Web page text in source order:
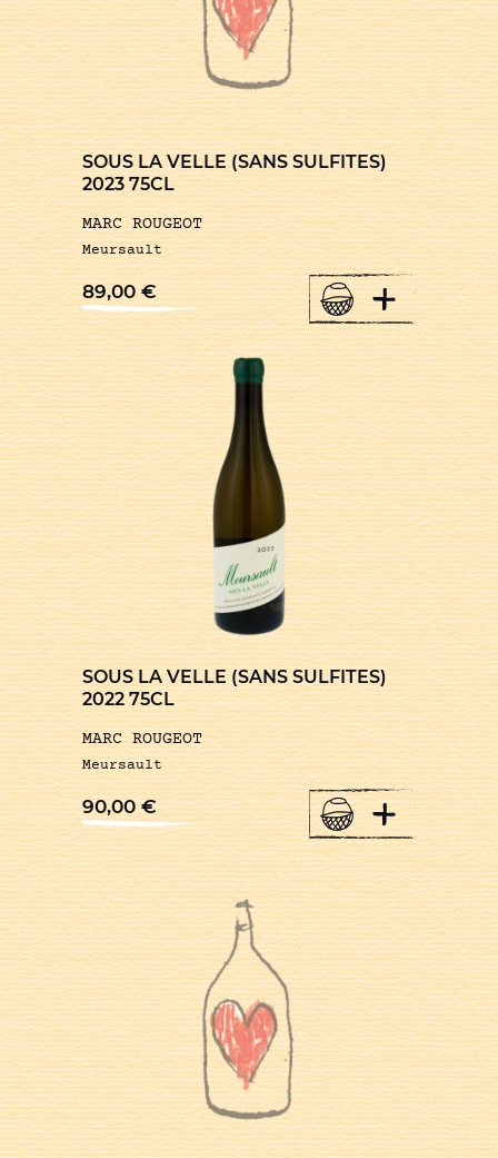
SOUS LA VELLE (SANS SULFITES)
2023 75CL
MARC ROUGEOT
Meursault
89,00€ +
SOUS LA VELLE (SANS SULFITES)
2022 75CL
MARC ROUGEOT
Meursault
90,00€ +